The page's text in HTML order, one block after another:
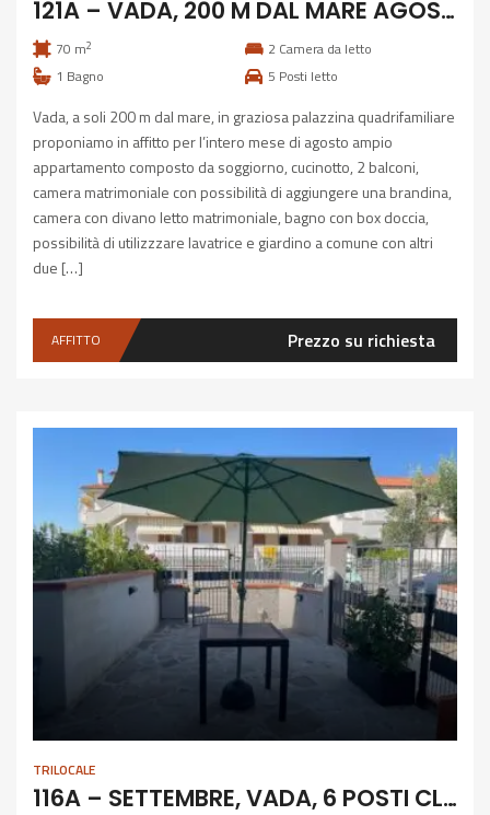
121A – VADA, 200 M DAL MARE AGOSTO MESE INTERO
70 m2 2 Camera da letto
1 Bagno 5 Posti letto
Vada, a soli 200 m dal mare, in graziosa palazzina quadrifamiliare
proponiamo in affitto per l’intero mese di agosto ampio
appartamento composto da soggiorno, cucinotto, 2 balconi,
camera matrimoniale con possibilità di aggiungere una brandina,
camera con divano letto matrimoniale, bagno con box doccia,
possibilità di utilizzzare lavatrice e giardino a comune con altri
due […]
AFFITTO Prezzo su richiesta
TRILOCALE
116A – SETTEMBRE, VADA, 6 POSTI CLIMATIZZATO